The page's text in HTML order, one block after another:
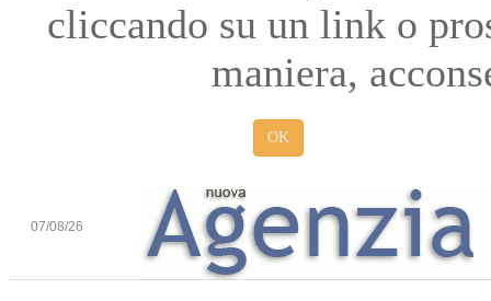
cliccando su un link o
maniera,
OK
07/08/26